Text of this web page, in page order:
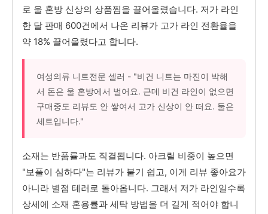
로 울 혼방 신상의 상품찜을 끌어올렸습니다. 저가 라인
한 달 판매 600건에서 나온 리뷰가 고가 라인 전환율을
약 18% 끌어올렸다고 합니다.
여성의류 니트전문 셀러 - "비건 니트는 마진이 박해
서 돈은 울 혼방에서 벌어요. 근데 비건 라인이 없으면
구매중도 리뷰도 안 쌓여서 고가 신상이 안 떠요. 둘은
세트입니다."
소재는 반품률과도 직결됩니다. 아크릴 비중이 높으면
"보풀이 심하다"는 리뷰가 붙기 쉽고, 이게 리뷰 좋아요가
아니라 별점 테러로 돌아옵니다. 그래서 저가 라인일수록
상세에 소재 혼용률과 세탁 방법을 더 길게 적어야 합니